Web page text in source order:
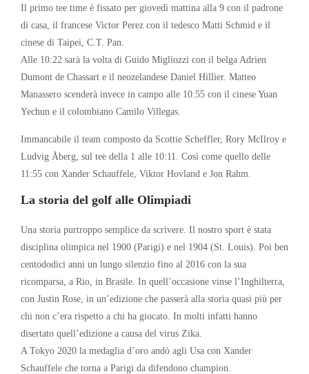
Il primo tee time è fissato per giovedì mattina alla 9 con il padrone
di casa, il francese Victor Perez con il tedesco Matti Schmid e il
cinese di Taipei, C.T. Pan.
Alle 10:22 sarà la volta di Guido Migliozzi con il belga Adrien
Dumont de Chassart e il neozelandese Daniel Hillier. Matteo
Manassero scenderà invece in campo alle 10:55 con il cineseYuan
Yechun e il colombiano Camilo Villegas.
Immancabile il team composto da Scottie Scheffler, Rory McIlroy e
Ludvig Åberg, sul tee della 1 alle 10:11. Così come quello delle
11:55 con Xander Schauffele, Viktor Hovland e Jon Rahm.
La storia del golf alle Olimpiadi
Una storia purtroppo semplice da scrivere. Il nostro sport è stata
disciplina olimpica nel 1900 (Parigi) e nel 1904 (St. Louis). Poi ben
centododici anni un lungo silenzio fino al 2016 con la sua
ricomparsa, a Rio, in Brasile. In quell’occasione vinse l’Inghilterra,
con Justin Rose, in un’edizione che passerà alla storia quasi più per
chi non c’era rispetto a chi ha giocato. In molti infatti hanno
disertato quell’edizione a causa del virus Zika.
A Tokyo 2020 la medaglia d’oro andò agli Usa con Xander
Schauffele che torna a Parigi da difendono champion.